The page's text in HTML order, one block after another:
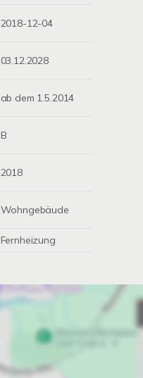
2018-12-04
03.12.2028
ab dem 1.5.2014
B
2018
Wohngebäude
Fernheizung